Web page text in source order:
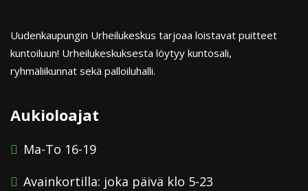
Uudenkaupungin Urheilukeskus tarjoaa loistavat puitteet
kuntoiluun! Urheilukeskuksesta löytyy kuntosali,
ryhmäliikunnat sekä palloiluhalli.
Aukioloajat
Ma-To 16-19
Avainkortilla: joka päivä klo 5-23